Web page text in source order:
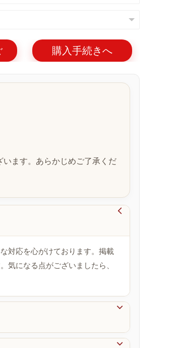
購入手続きへ
ます。あらかじめご了承くだ

対応を心がけております。掲載
気になる点がございましたら、

